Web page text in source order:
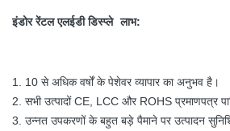
इंडोर रेंटल एलईडी डिस्प्ले लाभ:
1. 10 से अधिक वर्षों के पेशेवर व्यापार का अनुभव है।
2. सभी उत्पादों CE, LCC और ROHS प्रमाणपत्र
3. उन्नत उपकरणों के बहुत बड़े पैमाने पर उत्पादन